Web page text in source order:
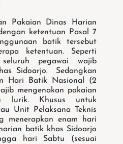
Pakaian Dinas Harian
ketentuan Pasal 7
batik tersebut
ketentuan. Seperti
pegawai wajib
Sidoarjo. Sedangkan
Hari Batik Nasional (2
mengenakan pakaian
lurik. Khusus untuk
Unit Pelaksana Teknis
menerapkan enam hari
batik khas Sidoarjo
hari Sabtu (sesuai